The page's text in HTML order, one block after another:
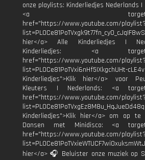
onze playlists: Kinderliedjes Nederlands |
<a
href="https://www.youtube.com/
hier</a> Alle Kinderliedjes |
Kinderliedjes: <a
href="https://www.youtube.com/
list=PL0Ce81PoTVxi6nHf5IXkgchUHt-
Kinderliedjes">Klik hier</a> voor
Kleuters | Nederlands: <a
href="https://www.youtube.com/
Kinderliedjes">Klik hier</a> om op te
Dansen met Minidisco: <a
href="https://www.youtube.com/
hier</a> 🎧 Beluister onze muziek op